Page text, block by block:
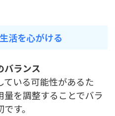
活を心がける
バランス
いる可能性があるた
を調整することでバラ
す。